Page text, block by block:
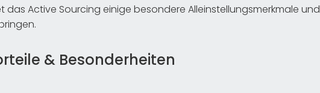
Active Sourcing einige besondere Alleinstellungsmerkmale und
& Besonderheiten